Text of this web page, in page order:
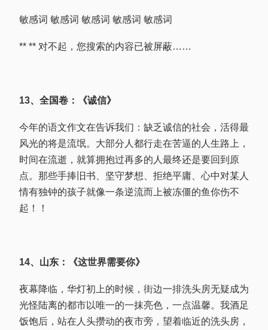
敏感词 敏感词 敏感词 敏感词 敏感词
** ** 对不起，您搜索的内容已被屏蔽……
13、全国卷：《诚信》
今年的语文作文在告诉我们：缺乏诚信的社会，活得最
风光的将是流氓。大部分人都行走在苦逼的人生路上，
时间在流逝，就算拥抱过再多的人最终还是要回到原
点。那些手捧旧书、坚守梦想、拒绝平庸、心中对某人
情有独钟的孩子就像一条逆流而上被冻僵的鱼你伤不
起！！
14、山东：《这世界需要你》
夜幕降临，华灯初上的时候，街边一排洗头房无疑成为
光怪陆离的都市以唯一的一抹亮色，一点温馨。我酒足
饭饱后，站在人头攒动的夜市旁，望着临近的洗头房，